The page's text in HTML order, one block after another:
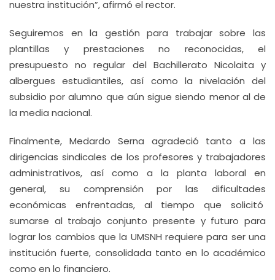
nuestra institución”, afirmó el rector.
Seguiremos en la gestión para trabajar sobre las
plantillas y prestaciones no reconocidas, el
presupuesto no regular del Bachillerato Nicolaita y
albergues estudiantiles, así como la nivelación del
subsidio por alumno que aún sigue siendo menor al de
la media nacional.
Finalmente, Medardo Serna agradeció tanto a las
dirigencias sindicales de los profesores y trabajadores
administrativos, así como a la planta laboral en
general, su comprensión por las dificultades
económicas enfrentadas, al tiempo que solicitó
sumarse al trabajo conjunto presente y futuro para
lograr los cambios que la UMSNH requiere para ser una
institución fuerte, consolidada tanto en lo académico
como en lo financiero.